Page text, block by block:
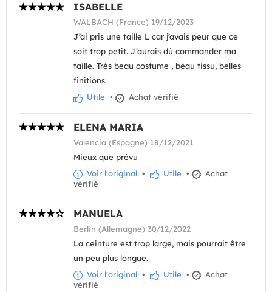
ISABELLE
WALBACH (France) 19/12/2023
J’ai pris une taille L car j’avais peur que ce
soit trop petit. J’aurais dû commander ma
taille. Très beau costume , beau tissu, belles
finitions.
Utile • Achat vérifié
ELENA MARIA
Valencia (Espagne) 18/12/2021
Mieux que prévu
Voir l'original • Utile •
Achat
vérifié
MANUELA
Berlin (Allemagne) 30/12/2022
La ceinture est trop large, mais pourrait être
un peu plus longue.
Voir l'original • Utile •
Achat
vérifié